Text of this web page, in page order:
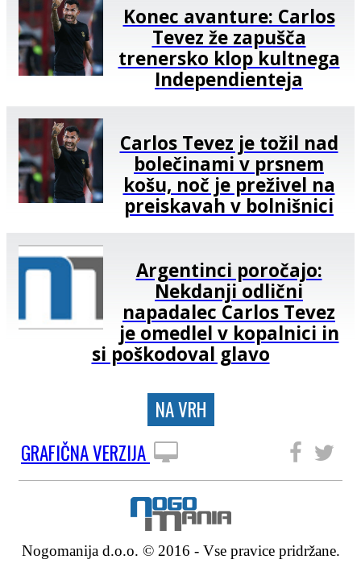
Konec avanture: Carlos
Tevez že zapušča
trenersko klop kultnega
Independienteja
Carlos Tevez je tožil nad
bolečinami v prsnem
košu, noč je preživel na
preiskavah v bolnišnici
Argentinci poročajo:
Nekdanji odlični
napadalec Carlos Tevez
je omedlel v kopalnici in
si poškodoval glavo
NA VRH
GRAFIČNA VERZIJA
Nogomanija d.o.o. © 2016 - Vse pravice pridržane.